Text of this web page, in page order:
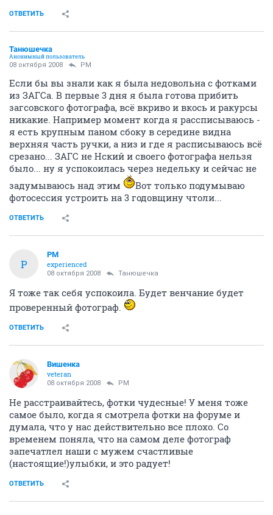
ОТВЕТИТЬ
Танюшечка
Анонимный пользователь
08 октября 2008 PM
Если бы вы знали как я была недовольна с фотками
из ЗАГСа. В первые 3 дня я была готова прибить
загсовского фотографа, всё вкриво и вкось и ракурсы
никакие. Например момент когда я рассписываюсь -
я есть крупным паном сбоку в середине видна
верхняя часть ручки, а низ и где я расписываюсь всё
срезано... ЗАГС не Нский и своего фотографа нельзя
было... ну я успокоилась через недельку и сейчас не
задумываюсь над этим
Вот только подумываю
фотосессия устроить на 3 годовщину чтоли...
ОТВЕТИТЬ
P
PM
experienced
08 октября 2008 Танюшечка
Я тоже так себя успокоила. Будет венчание будет
проверенный фотограф.
ОТВЕТИТЬ
Вишенка
veteran
08 октября 2008 PM
Не расстраивайтесь, фотки чудесные! У меня тоже
самое было, когда я смотрела фотки на форуме и
думала, что у нас действительно все плохо. Со
временем поняла, что на самом деле фотограф
запечатлел наши с мужем счастливые
(настоящие!)улыбки, и это радует!
ОТВЕТИТЬ